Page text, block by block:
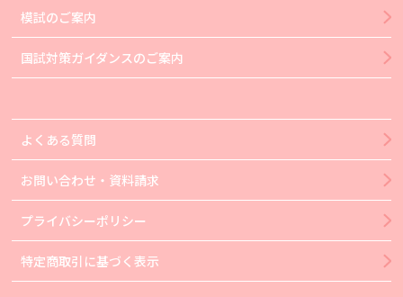
模試のご案内
国試対策ガイダンスのご案内
よくある質問
お問い合わせ・資料請求
プライバシーポリシー
特定商取引に基づく表示